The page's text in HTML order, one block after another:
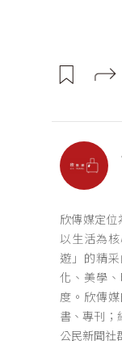
欣傳媒定位
以生活為
遊」的精
化、美學
度。欣傳
書、專刊；
公民新聞社